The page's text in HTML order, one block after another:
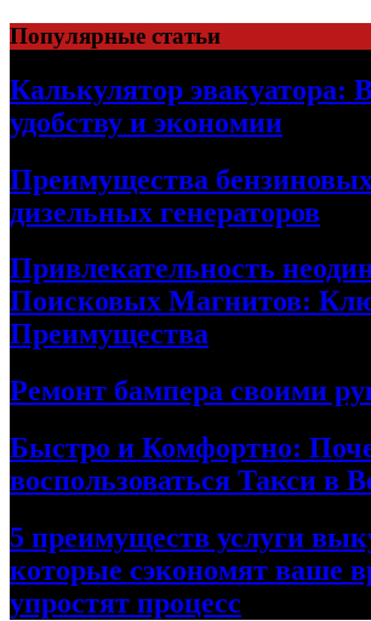
Skip
to
content
Популярные статьи
Калькулятор эвакуатора:
удобству и экономии
Преимущества
дизельных генераторов
Привлекательность
Поисковых Магнитов:
Преимущества
Ремонт бампера своими
Быстро и Комфортно:
воспользоваться Такси в
5 преимуществ услуги
которые сэкономят ваше
упростят процесс